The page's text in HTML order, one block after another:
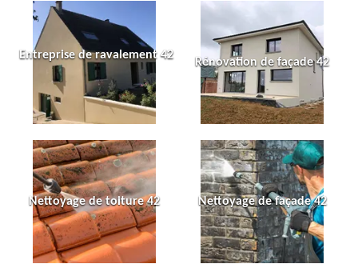
Entreprise de ravalement 42
Rénovation de façade 42
Nettoyage de toiture 42 Nettoyage de façade 42